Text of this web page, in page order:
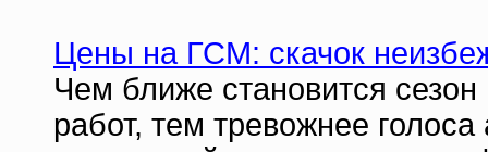
Цены на ГСМ: скачок
Чем ближе становится
работ, тем тревожнее